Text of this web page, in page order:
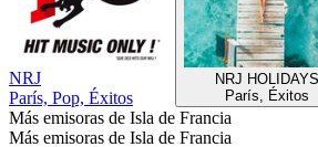
NRJ
París, Pop, Éxitos
NRJ HOLIDAYS
París, Éxitos
Más emisoras de Isla de Francia
Más emisoras de Isla de Francia